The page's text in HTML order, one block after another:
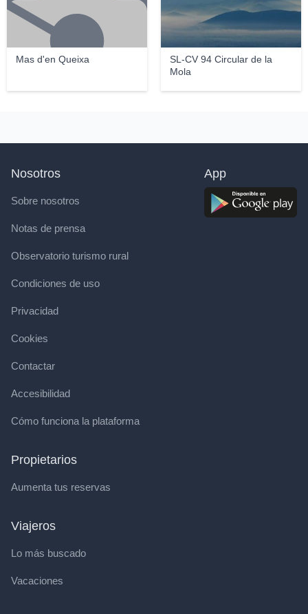
Mas d'en Queixa
SL-CV 94 Circular de la
Mola
Nosotros
Sobre nosotros
Notas de prensa
Observatorio turismo rural
Condiciones de uso
Privacidad
Cookies
Contactar
Accesibilidad
Cómo funciona la plataforma
Propietarios
Aumenta tus reservas
Viajeros
Lo más buscado
Vacaciones
App